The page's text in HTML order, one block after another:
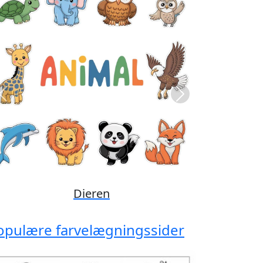
Disney
Previous Next
farvelægningssider